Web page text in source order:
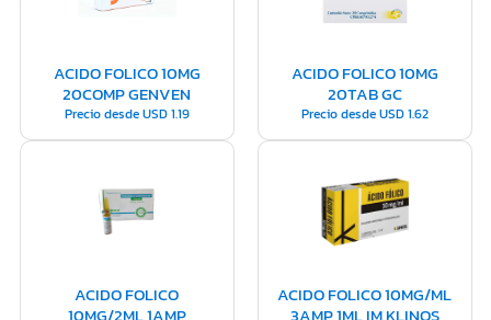
ACIDO FOLICO 10MG
20COMP GENVEN
Precio desdeUSD1.19
ACIDO FOLICO 10MG
20TAB GC
Precio desdeUSD1.62
ACIDO FOLICO
10MG/2ML 1AMP
ACIDO FOLICO 10MG/ML
3AMP 1ML IM KLINOS